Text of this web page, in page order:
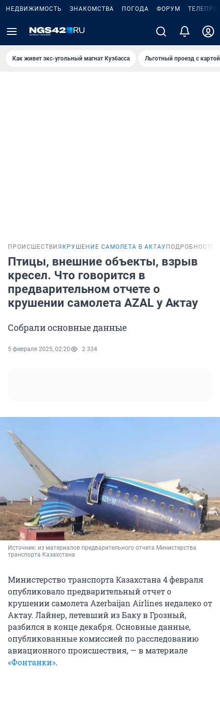
НЕДВИЖИМОСТЬ ЗНАКОМСТВА ПОГОДА ФОРУМ
Как живет экс-угольный магнат Кузбасса Льготный проезд с
ПРОИСШЕСТВИЯ КРУШЕНИЕ САМОЛЕТА В АКТАУ ПОДРОБНОСТИ
Птицы, внешние объекты, взрыв
кресел. Что говорится в
предварительном отчете о
крушении самолета AZAL у Актау
Собрали основные данные
5 февраля 2025, 02:20 2 334
Источник: из материалов предварительного отчета Министерства
транспорта Казахстана
Министерство транспорта Казахстана 4 февраля
опубликовало предварительный отчет о
крушении самолета Azerbaijan Airlines недалеко от
Актау. Лайнер, летевший из Баку в Грозный,
разбился в конце декабря. Основные данные,
опубликованные комиссией по расследованию
авиационного происшествия, — в материале
«Фонтанки».